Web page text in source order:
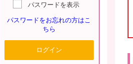
パスワードを表示
パスワードをお忘れの方はこ
ちら
ログイン